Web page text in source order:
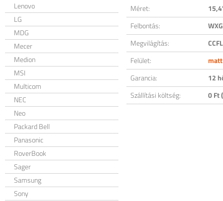
Lenovo
LG
MDG
Mecer
Medion
MSI
Multicom
NEC
Neo
Packard Bell
Panasonic
RoverBook
Sager
Samsung
Sony
Méret:
Felbontás:
Megvilágítás:
CCFL
Felület:
matt
Garancia:
12
Szállítási költség:
0 Ft